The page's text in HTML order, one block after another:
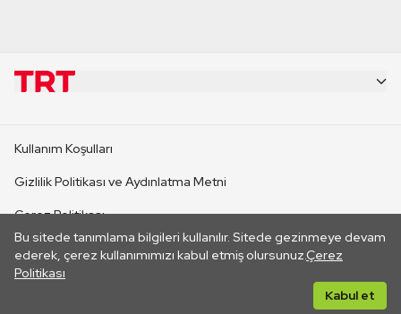
Bu sitede tanımlama bilgileri kullanılır. Sitede gezinmeye devam
ederek, çerez kullanımımızı kabul etmiş olursunuz.Çerez
Politikası
Kabul et
CANLI YAYINLAR
Kullanım Koşulları
Gizlilik Politikası ve Aydınlatma Metni
Çerez Politikası
İletişim
Her hakkı saklıdır. ©2026 TRT. Bağlantı yoluyla gidilen dış